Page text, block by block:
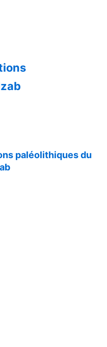
paléolithiques du